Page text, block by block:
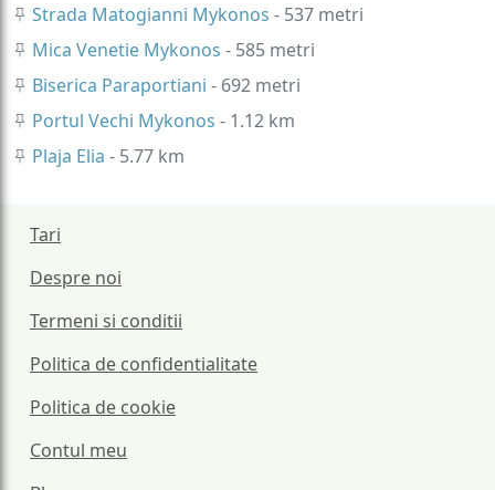
Strada Matogianni Mykonos - 537 metri
Mica Venetie Mykonos - 585 metri
Biserica Paraportiani - 692 metri
Portul Vechi Mykonos - 1.12 km
Plaja Elia - 5.77 km
Tari
Despre noi
Termeni si conditii
Politica de confidentialitate
Politica de cookie
Contul meu